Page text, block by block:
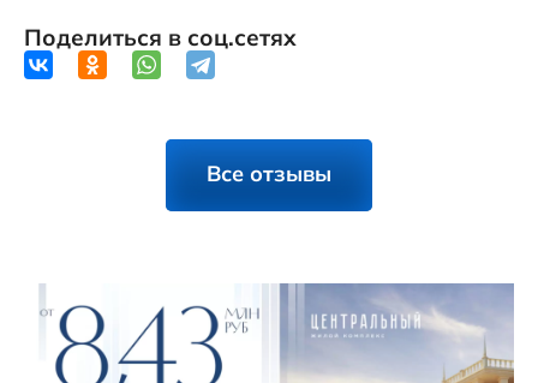
Поделиться в соц.сетях
Все отзывы